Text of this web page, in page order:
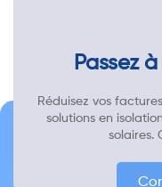
Passez à
Réduisez vos
solutions en
solaires.